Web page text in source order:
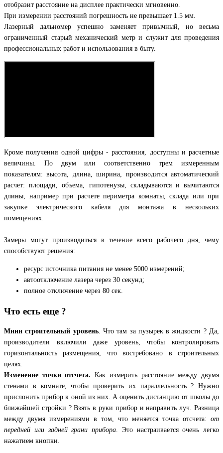
отобразит расстояние на дисплее практически мгновенно.
При измерении расстояний погрешность не превышает 1.5 мм.
Лазерный дальномер успешно заменяет привычный, но весьма
ограниченный старый механический метр и служит для проведения
профессиональных работ и использования в быту.
Кроме получения одной цифры - расстояния, доступны и расчетные
величины. По двум или соответственно трем измеренным
показателям: высота, длина, ширина, производится автоматический
расчет: площади, объема, гипотенузы, складываются и вычитаются
длины, например при расчете периметра комнаты, склада или при
закупке электрического кабеля для монтажа в нескольких
помещениях.
Замеры могут производиться в течение всего рабочего дня, чему
способствуют решения:
ресурс источника питания не менее 5000 измерений;
автоотключение лазера через 30 секунд;
полное отключение через 80 сек.
Что есть еще ?
Мини строительный уровень. Что там за пузырек в жидкости ? Да,
производители включили даже уровень, чтобы контролировать
горизонтальность размещения, что востребовано в строительных
целях.
Изменение точки отсчета. Как измерить расстояние между двумя
стенами в комнате, чтобы проверить их параллельность ? Нужно
прислонить прибор к оной из них. А оценить дистанцию от школы до
ближайшей стройки ? Взять в руки прибор и направить луч. Разница
между двумя измерениями в том, что меняется точка отсчета: от
передней или задней грани прибора. Это настраивается очень легко
нажатием кнопки.